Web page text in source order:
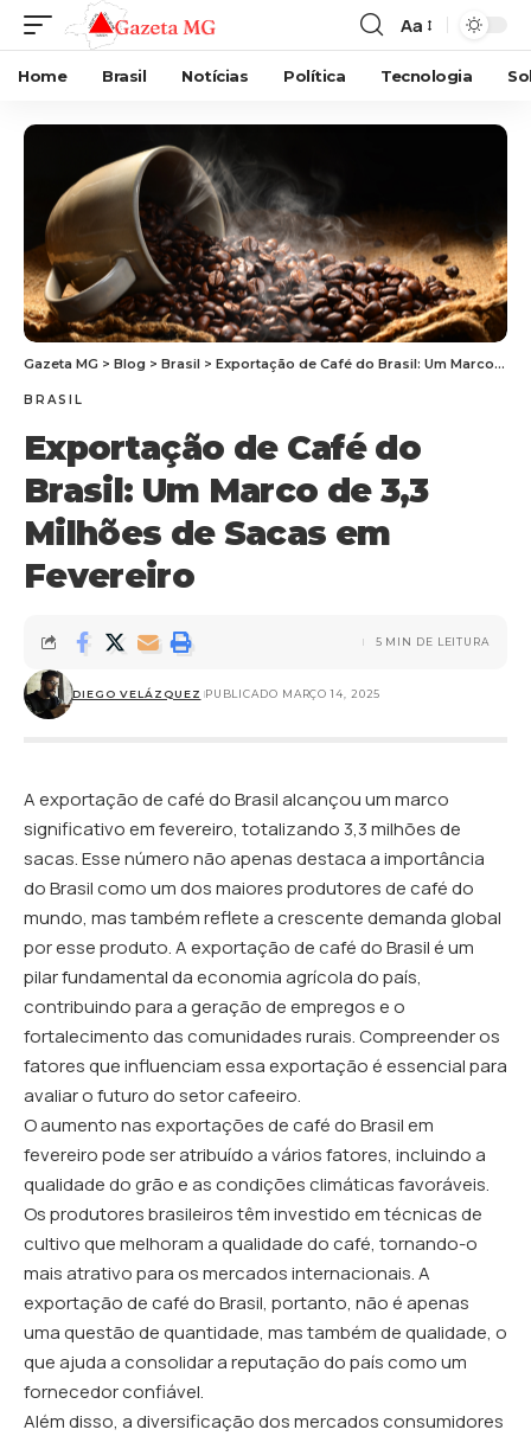
Aa
Home Brasil Notícias Política Tecnologia
Gazeta MG > Blog > Brasil > Exportação de Café do Brasil: Um Marco de 3,3 Milhões de Sacas em Fevereiro
BRASIL
Exportação de Café do
Brasil: Um Marco de 3,3
Milhões de Sacas em
Fevereiro
DIEGO VELÁZQUEZ PUBLICADO MARÇO 14, 2025
5 MIN DE LEITURA
A exportação de café do Brasil alcançou um marco
significativo em fevereiro, totalizando 3,3 milhões de
sacas. Esse número não apenas destaca a importância
do Brasil como um dos maiores produtores de café do
mundo, mas também reflete a crescente demanda global
por esse produto. A exportação de café do Brasil é um
pilar fundamental da economia agrícola do país,
contribuindo para a geração de empregos e o
fortalecimento das comunidades rurais. Compreender os
fatores que influenciam essa exportação é essencial para
avaliar o futuro do setor cafeeiro.
O aumento nas exportações de café do Brasil em
fevereiro pode ser atribuído a vários fatores, incluindo a
qualidade do grão e as condições climáticas favoráveis.
Os produtores brasileiros têm investido em técnicas de
cultivo que melhoram a qualidade do café, tornando-o
mais atrativo para os mercados internacionais. A
exportação de café do Brasil, portanto, não é apenas
uma questão de quantidade, mas também de qualidade, o
que ajuda a consolidar a reputação do país como um
fornecedor confiável.
Além disso, a diversificação dos mercados consumidores